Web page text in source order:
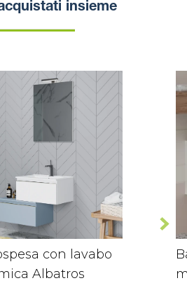
insieme
con lavabo
Albatros